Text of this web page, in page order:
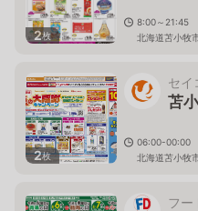
2枚
8:00～21:45
北海道苫小牧
2枚
セイ
苫
06:00-00:00
北海道苫小牧
フー